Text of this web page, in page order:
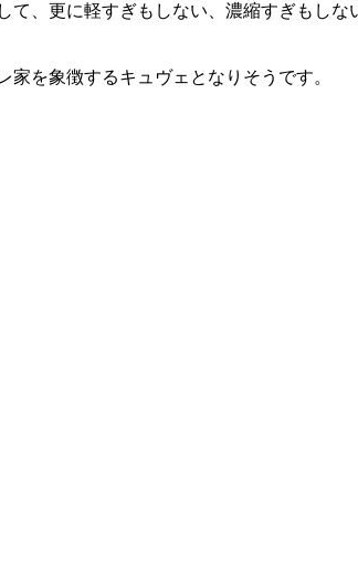
、更に軽すぎもしない、濃縮すぎもし
を象徴するキュヴェとなりそうです。